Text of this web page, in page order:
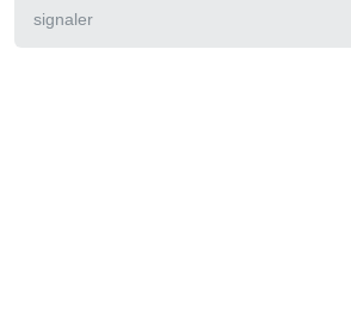
signaler